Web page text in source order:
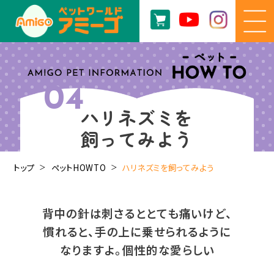
04ハリネズミを
飼ってみよう
トップ ペットHOWTO ハリネズミを飼ってみよう
背中の針は刺さるととても痛いけど、
慣れると、手の上に乗せられるように
なりますよ。個性的な愛らしい